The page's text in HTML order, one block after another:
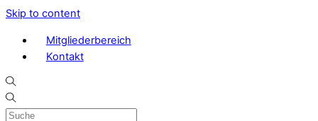
Skip to content
Mitgliederbereich
Kontakt